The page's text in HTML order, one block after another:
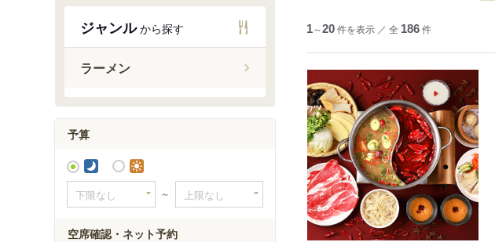
ジャンルから探す
ラーメン
予算
～
空席確認・ネット予約
1～20件を表示 ／ 全 186件